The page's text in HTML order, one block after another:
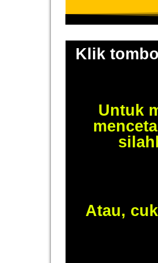
Klik
Untuk
Atau,